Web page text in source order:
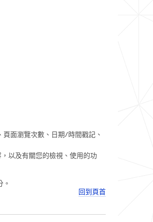
面瀏覽次數、日期/時間戳記、
以及有關您的檢視、使用的功
。
回到頁首